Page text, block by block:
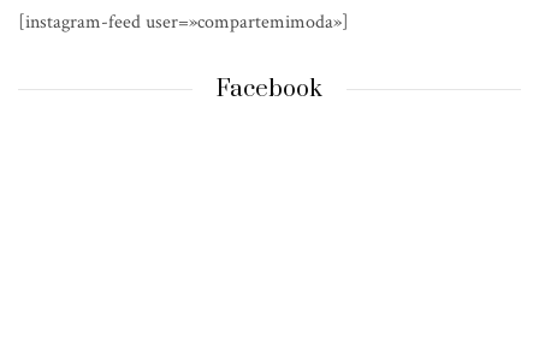
[instagram-feed user=»compartemimoda»]
Facebook